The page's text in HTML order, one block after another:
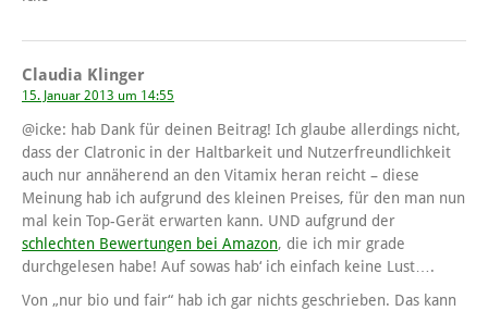
Claudia Klinger
15. Januar 2013 um 14:55
@icke: hab Dank für deinen Beitrag! Ich glaube allerdings nicht,
dass der Clatronic in der Haltbarkeit und Nutzerfreundlichkeit
auch nur annäherend an den Vitamix heran reicht – diese
Meinung hab ich aufgrund des kleinen Preises, für den man nun
mal kein Top-Gerät erwarten kann. UND aufgrund der
schlechten Bewertungen bei Amazon, die ich mir grade
durchgelesen habe! Auf sowas hab‘ ich einfach keine Lust….
Von „nur bio und fair“ hab ich gar nichts geschrieben. Das kann